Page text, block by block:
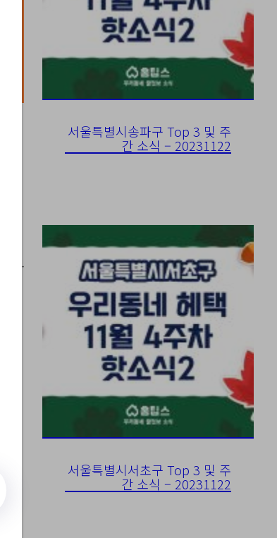
서울특별시송파구 Top 3 및 주
간 소식 – 20231122
서울특별시서초구 Top 3 및 주
간 소식 – 20231122